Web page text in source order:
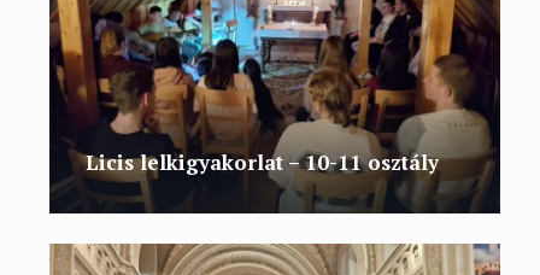
Licis lelkigyakorlat – 10-11 osztály